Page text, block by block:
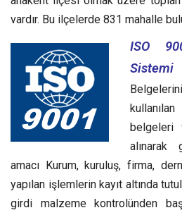
vardır. Bu ilçelerde 831 mahalle
ISO
Sistemi
belgeleri
alınarak
amacı Kurum, kuruluş, firma,
yapılan işlemlerin kayıt altında
girdi malzeme kontrolünden